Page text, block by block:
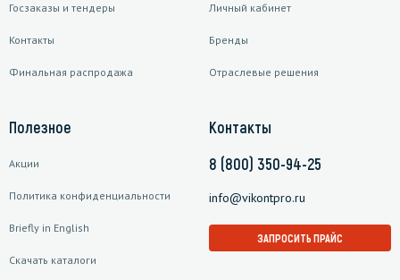
Госзаказы и тендеры
Контакты
Финальная распродажа
Личный кабинет
Бренды
Отраслевые решения
Полезное
Акции
Политика конфиденциальности
Briefly in English
Скачать каталоги
Контакты
8 (800) 350-94-25
info@vikontpro.ru
ЗАПРОСИТЬ ПРАЙС